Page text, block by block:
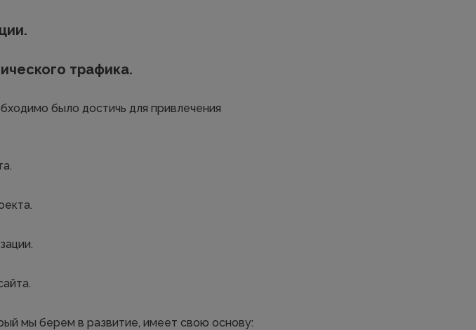
трафика.
было достичь для привлечения
мы берем в развитие, имеет свою основу: